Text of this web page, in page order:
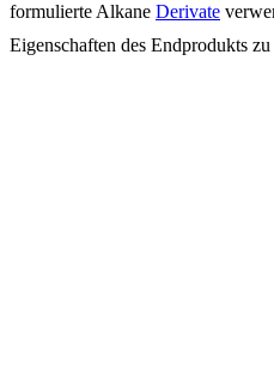
formulierte Alkane Derivate
Eigenschaften des Endprodukts zu